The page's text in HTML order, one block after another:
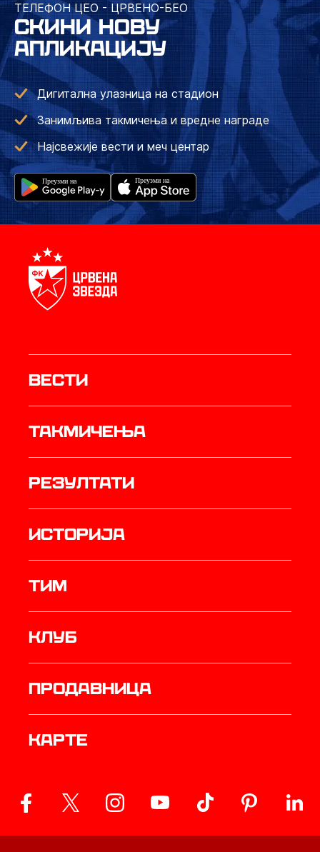
ТЕЛЕФОН ЦЕО - ЦРВЕНО-БЕО
СКИНИ НОВУ
АПЛИКАЦИЈУ
Дигитална улазница на стадион
Занимљива такмичења и вредне награде
Најсвежије вести и меч центар
Вести
Такмичења
резултати
историја
ТИМ
Клуб
продавница
Карте